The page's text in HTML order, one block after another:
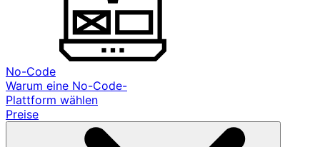
No-Code
Warum eine No-Code-
Plattform wählen
Preise